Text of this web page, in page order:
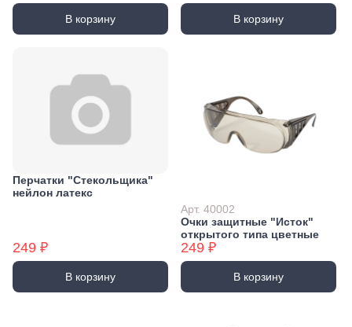
В корзину В корзину
Перчатки "Стекольщика"
нейлон латекс
249 ₽
В корзину
Арт. 40002
Очки защитные "Исток"
открытого типа цветные
249 ₽
В корзину